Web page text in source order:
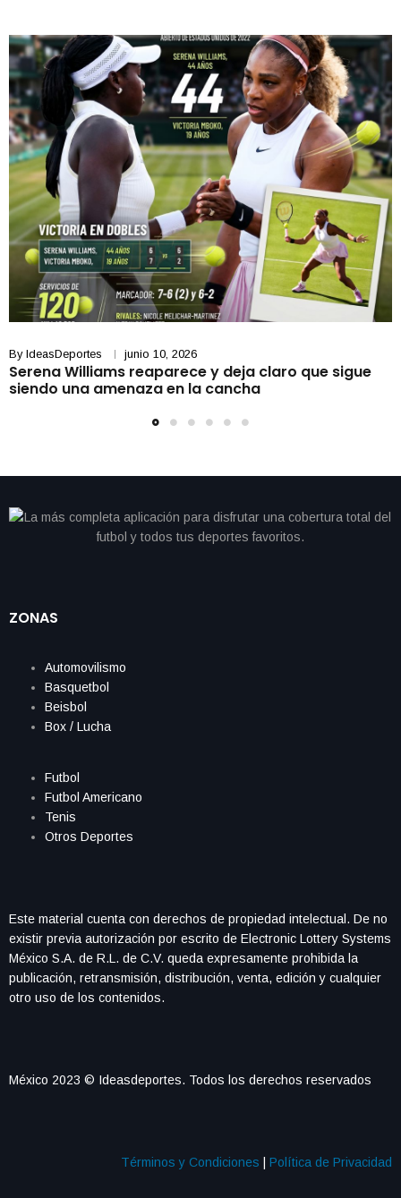
By IdeasDeportes junio 10, 2026
Serena Williams reaparece y deja claro que sigue
siendo una amenaza en la cancha
ZONAS
Automovilismo
Basquetbol
Beisbol
Box / Lucha
Futbol
Futbol Americano
Tenis
Otros Deportes
Este material cuenta con derechos de propiedad intelectual. De no
existir previa autorización por escrito de Electronic Lottery Systems
México S.A. de R.L. de C.V. queda expresamente prohibida la
publicación, retransmisión, distribución, venta, edición y cualquier
otro uso de los contenidos.
México 2023 © Ideasdeportes. Todos los derechos reservados
Términos y Condiciones Política de Privacidad